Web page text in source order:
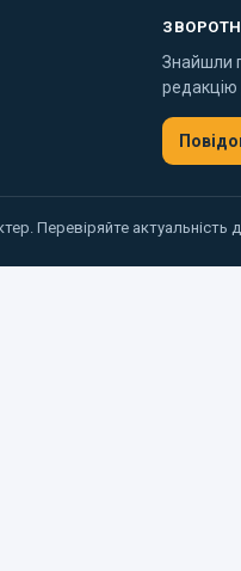
Знайшли
Перевіряйте